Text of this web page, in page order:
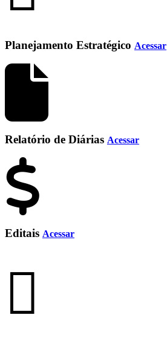
Planejamento Estratégico Acessar
Relatório de Diárias Acessar
Editais Acessar